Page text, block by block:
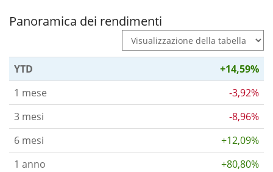
Panoramica dei rendimenti
YTD
+14,59%
1 mese
-3,92%
3 mesi
-8,96%
6 mesi
+12,09%
1 anno
+80,80%